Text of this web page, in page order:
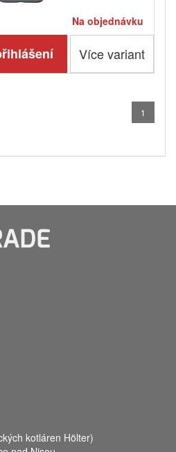
Na objednávku
Více variant
1
kotláren Hölter)